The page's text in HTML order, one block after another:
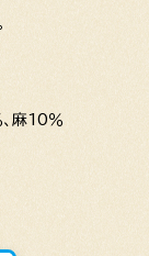
、麻10％